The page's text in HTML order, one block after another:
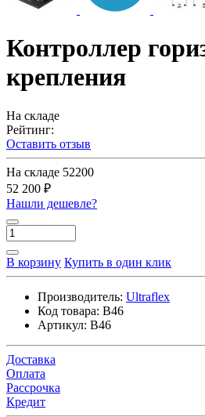
Контроллер
крепления
На складе
Рейтинг:
Оставить отзыв
На складе 52200
52 200 ₽
Нашли дешевле?
В корзину Купить в один клик
Производитель: Ultraflex
Код товара: B46
Артикул: B46
Доставка
Оплата
Рассрочка
Кредит